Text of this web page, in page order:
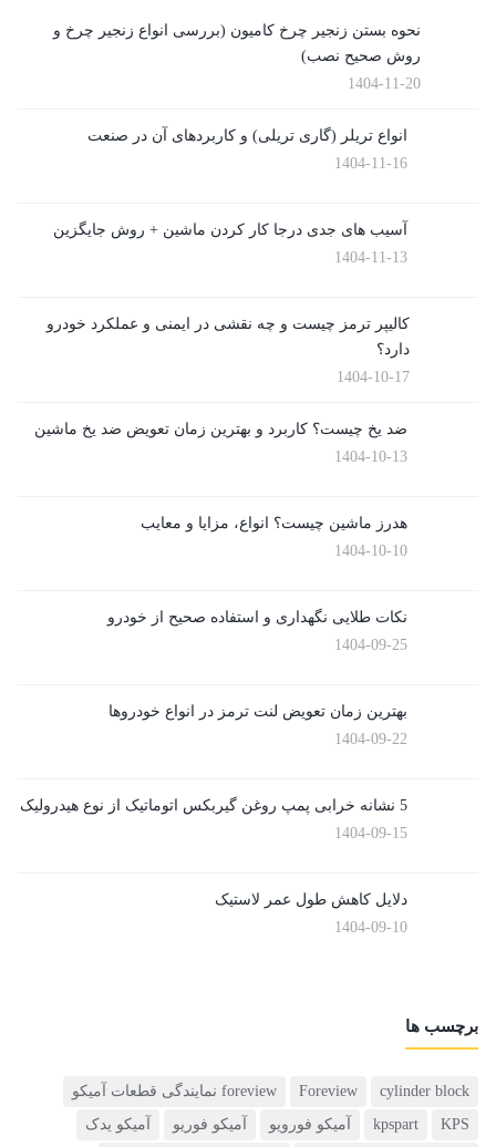
نحوه بستن زنجیر چرخ کامیون (بررسی انواع زنجیر چرخ و
روش صحیح نصب)
1404-11-20
انواع تریلر (گاری تریلی) و کاربردهای آن در صنعت
1404-11-16
آسیب های جدی درجا کار کردن ماشین + روش جایگزین
1404-11-13
کالیپر ترمز چیست و چه نقشی در ایمنی و عملکرد خودرو
دارد؟
1404-10-17
ضد یخ چیست؟ کاربرد و بهترین زمان تعویض ضد یخ ماشین
1404-10-13
هدرز ماشین چیست؟ انواع، مزایا و معایب
1404-10-10
نکات طلایی نگهداری و استفاده صحیح از خودرو
1404-09-25
بهترین زمان تعویض لنت ترمز در انواع خودروها
1404-09-22
5 نشانه خرابی پمپ روغن گیربکس اتوماتیک از نوع هیدرولیک
1404-09-15
دلایل کاهش طول عمر لاستیک
1404-09-10
برچسب ها
cylinder block
Foreview
foreview نمایندگی قطعات آمیکو
KPS
kpspart آمیکو فورویو آمیکو فوریو
آمیکو یدک